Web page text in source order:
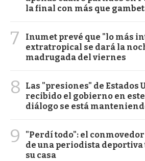
la final con más que
7
Inumet prevé que "lo más
extratropical se dará la
madrugada del viernes
8
Las "presiones" de Estados
recibido el gobierno en
diálogo se está
9
"Perdí todo": el
de una periodista
su casa